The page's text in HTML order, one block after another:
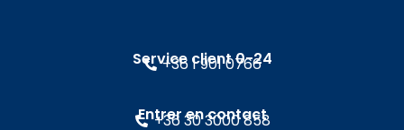
Service client 0-24
+36 1 901 0766
Entrer en contact
+36 30 3000 858